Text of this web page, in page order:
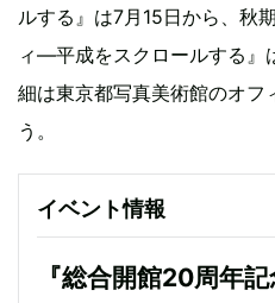
ルする』は7月15日から、秋
ィ―平成をスクロールする』
細は東京都写真美術館のオフ
う。
イベント情報
『総合開館20周年